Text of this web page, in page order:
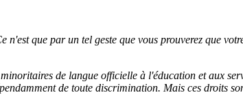
que par un tel geste que vous prouverez que
de langue officielle à l'éducation et aux
de toute discrimination. Mais ces droits